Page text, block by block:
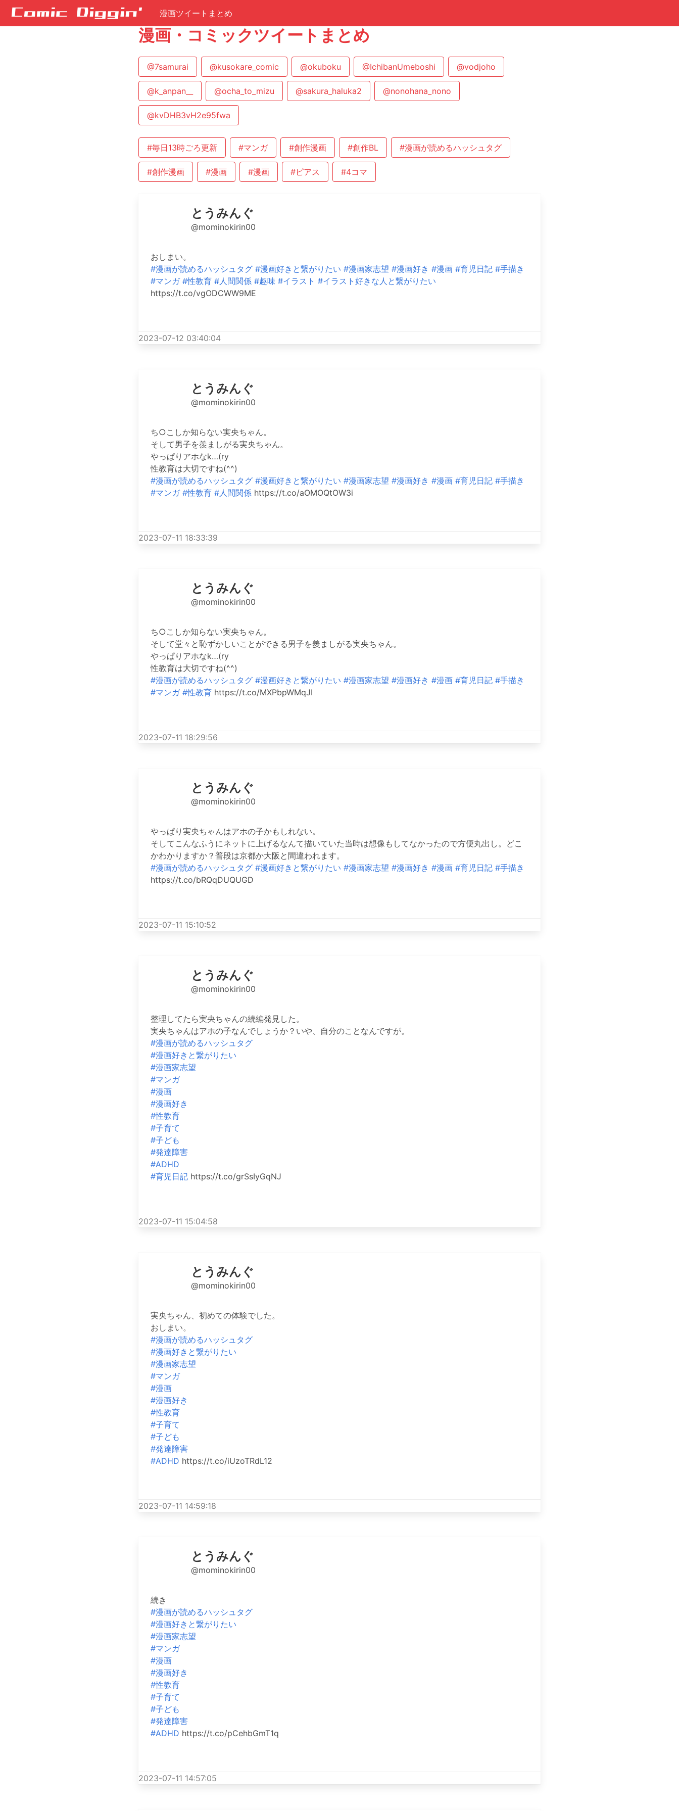
漫画ツイートまとめ
漫画・コミックツイートまとめ
@7samurai @kusokare_comic @okuboku @IchibanUmeboshi @vodjoho
@k_anpan__ @ocha_to_mizu @sakura_haluka2 @nonohana_nono
@kvDHB3vH2e95fwa
#毎日13時ごろ更新 #マンガ #創作漫画 #創作BL #漫画が読めるハッシュタグ
#創作漫画 #漫画 #漫画 #ピアス #4コマ
とうみんぐ
@mominokirin00
おしまい。
#漫画が読めるハッシュタグ #漫画好きと繋がりたい #漫画家志望 #漫画好き #漫画 #育児日記 #手描き
#マンガ #性教育 #人間関係 #趣味 #イラスト #イラスト好きな人と繋がりたい
https://t.co/vgODCWW9ME
2023-07-12 03:40:04
とうみんぐ
@mominokirin00
ち○こしか知らない実央ちゃん。
そして男子を羨ましがる実央ちゃん。
やっぱりアホなk…(ry
性教育は大切ですね(^^)
#漫画が読めるハッシュタグ #漫画好きと繋がりたい #漫画家志望 #漫画好き #漫画 #育児日記 #手描き
#マンガ #性教育 #人間関係https://t.co/aOMOQtOW3i
2023-07-11 18:33:39
とうみんぐ
@mominokirin00
ち○こしか知らない実央ちゃん。
そして堂々と恥ずかしいことができる男子を羨ましがる実央ちゃん。
やっぱりアホなk…(ry
性教育は大切ですね(^^)
#漫画が読めるハッシュタグ #漫画好きと繋がりたい #漫画家志望 #漫画好き #漫画 #育児日記 #手描き
#マンガ #性教育https://t.co/MXPbpWMqJI
2023-07-11 18:29:56
とうみんぐ
@mominokirin00
やっぱり実央ちゃんはアホの子かもしれない。
そしてこんなふうにネットに上げるなんて描いていた当時は想像もしてなかったので方便丸出し。どこ
かわかりますか？普段は京都か大阪と間違われます。
#漫画が読めるハッシュタグ #漫画好きと繋がりたい #漫画家志望 #漫画好き #漫画 #育児日記 #手描き
https://t.co/bRQqDUQUGD
2023-07-11 15:10:52
とうみんぐ
@mominokirin00
整理してたら実央ちゃんの続編発見した。
実央ちゃんはアホの子なんでしょうか？いや、自分のことなんですが。
#漫画が読めるハッシュタグ
#漫画好きと繋がりたい
#漫画家志望
#マンガ
#漫画
#漫画好き
#性教育
#子育て
#子ども
#発達障害
#ADHD
#育児日記https://t.co/grSsIyGqNJ
2023-07-11 15:04:58
とうみんぐ
@mominokirin00
実央ちゃん、初めての体験でした。
おしまい。
#漫画が読めるハッシュタグ
#漫画好きと繋がりたい
#漫画家志望
#マンガ
#漫画
#漫画好き
#性教育
#子育て
#子ども
#発達障害
#ADHD https://t.co/iUzoTRdL12
2023-07-11 14:59:18
とうみんぐ
@mominokirin00
続き
#漫画が読めるハッシュタグ
#漫画好きと繋がりたい
#漫画家志望
#マンガ
#漫画
#漫画好き
#性教育
#子育て
#子ども
#発達障害
#ADHD https://t.co/pCehbGmT1q
2023-07-11 14:57:05